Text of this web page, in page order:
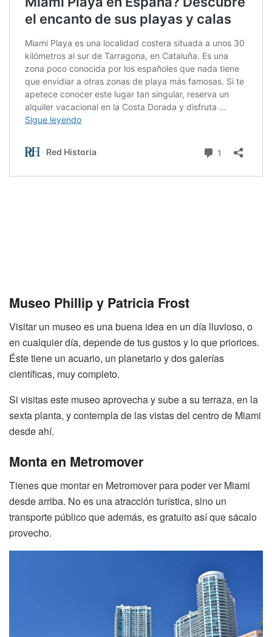
Museo Phillip y Patricia Frost
Visitar un museo es una buena idea en un día lluvioso, o
en cualquier día, depende de tus gustos y lo que priorices.
Éste tiene un acuario, un planetario y dos galerías
científicas, muy completo.
Si visitas este museo aprovecha y sube a su terraza, en la
sexta planta, y contempla de las vistas del centro de Miami
desde ahí.
Monta en Metromover
Tienes que montar en Metromover para poder ver Miami
desde arriba. No es una atracción turística, sino un
transporte público que además, es gratuito así que sácalo
provecho.